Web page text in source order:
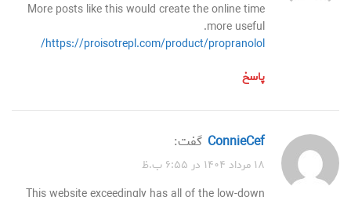
More posts like this would create the online time
more useful.
https://proisotrepl.com/product/propranolol/
پاسخ
ConnieCef گفت:
۱۸ مرداد ۱۴۰۴ در ۶:۵۵ ب.ظ